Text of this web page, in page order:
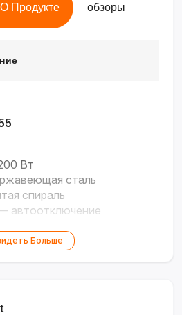
Продукте обзоры
Вт
сталь
спираль
автоотключение
Больше